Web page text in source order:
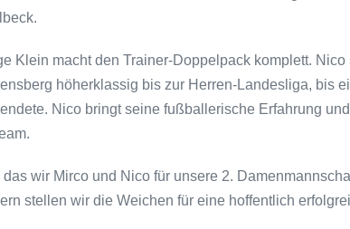
Klein macht den Trainer-Doppelpack komplett.
höherklassig bis zur Herren-Landesliga, bis
Nico bringt seine fußballerische Erfahrung
wir Mirco und Nico für unsere 2.
stellen wir die Weichen für eine hoffentlich